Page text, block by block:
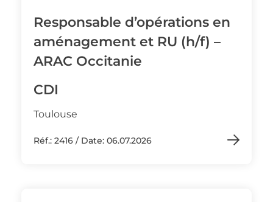
Responsable d’opérations en
aménagement et RU (h/f) –
ARAC Occitanie
CDI
Toulouse
Réf.: 2416 / Date: 06.07.2026